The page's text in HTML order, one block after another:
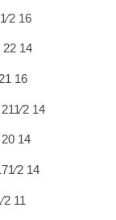
16
22 14
16
14
14
14
11